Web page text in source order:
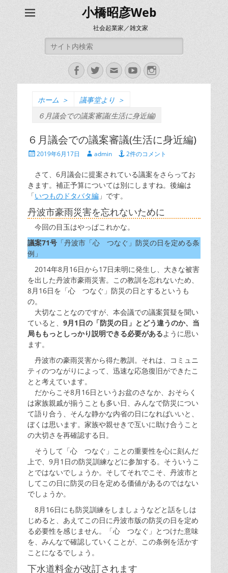
小橋昭彦Web
社会起業家／雑文家
索:
Facebook
Twitter
メ
ー
YouTubeInstagram
ホーム ＞ 議事堂より ＞
６月議会での議案審議(生活に身近編)
６月議会での議案審議(生活に身近編)
投 2019年6月17日
投
者
admin 2件のコメント
さて、6月議会に提案されている議案をさらってお
きます。補正予算については別にしますね。後編は
「いつものドタバタ編 」です。
丹波市豪雨災害を忘れないために
今回の目玉はやっぱこれかな。
議案71号 「丹波市「心 つなぐ」防災の日を定める条
例」
2014年8月16日から17日未明に発生し、大きな被害
を出した丹波市豪雨災害。この教訓を忘れないため、
8月16日を「心 つなぐ」防災の日とするというも
の。
大切なことなのですが、本会議での議案質疑を聞い
ていると、 9月1日の「防災の日」とどう違うのか、当
局ももっとしっかり説明できる必要があるように思い
ます。
丹波市の豪雨災害から得た教訓。それは、コミュニ
ティのつながりによって、迅速な応急復旧ができたこ
とと考えています。
だからこそ8月16日というお盆のさなか、おそらく
は家族親戚が揃うことも多い日、みんなで防災につい
て語り合う、そんな静かな内省の日になればいいと、
ぼくは思います。家族や親せきで互いに助け合うこと
の大切さを再確認する日。
そうして「心 つなぐ」ことの重要性を心に刻んだ
上で、9月1日の防災訓練などに参加する。そういうこ
とではないでしょうか。そしてそれでこそ、丹波市と
してこの日に防災の日を定める価値があるのではない
でしょうか。
8月16日にも防災訓練をしましょうなどと話をしは
じめると、あえてこの日に丹波市版の防災の日を定め
る必要性を感じません。「心 つなぐ」とつけた意味
を、みんなで確認していくことが、この条例を活かす
ことになるでしょう。
下水道料金が改訂されます